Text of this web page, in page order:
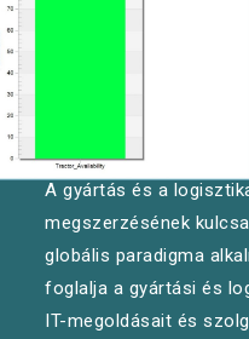
EXCELLENCE IN
A gyártás és a
megszerzésének
globális paradigma
foglalja a gyártási és
IT-megoldásait és